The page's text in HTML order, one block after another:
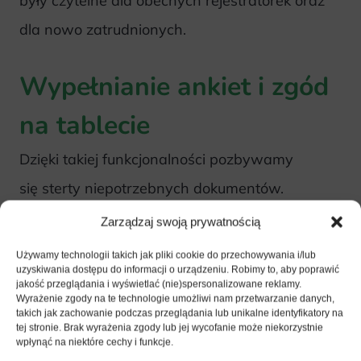
Zarządzaj swoją prywatnością
Używamy technologii takich jak pliki cookie do przechowywania i/lub
uzyskiwania dostępu do informacji o urządzeniu. Robimy to, aby poprawić
jakość przeglądania i wyświetlać (nie)spersonalizowane reklamy.
Wyrażenie zgody na te technologie umożliwi nam przetwarzanie danych,
takich jak zachowanie podczas przeglądania lub unikalne identyfikatory na
tej stronie. Brak wyrażenia zgody lub jej wycofanie może niekorzystnie
wpłynąć na niektóre cechy i funkcje.
dla nowo zatrudnionych.
Wypełnianie ankiet i zgód
na tablecie
Dzięki takiej funkcjonalności pozbywamy
się sterty niepotrzebnych dokumentów.
Wszystkie zgody czy ankiety trafiają
odpowiednio do karty pacjenta i wszytko
możemy znaleźć w jednym miejscu. Dodatkowo
lekarz samodzielnie może sprawdzić
w systemie informację o pacjencie bez